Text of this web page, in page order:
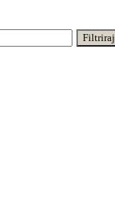
Filtriraj